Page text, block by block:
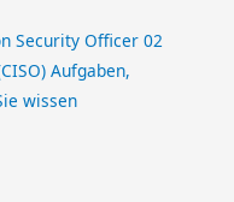
Aufgaben,
wissen